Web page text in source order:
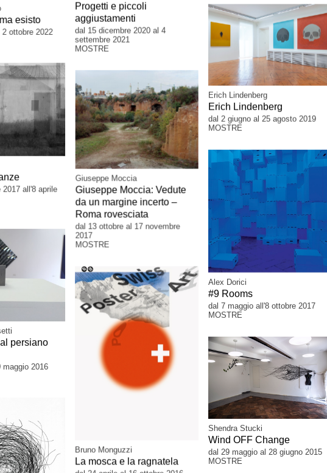
esisto
ottobre 2022
Progetti e piccoli
aggiustamenti
dal 15 dicembre 2020 al 4
settembre 2021
MOSTRE
Erich Lindenberg
Erich Lindenberg
dal 2 giugno al 25 agosto 2019
MOSTRE
all'8 aprile
Giuseppe Moccia
Giuseppe Moccia: Vedute
da un margine incerto –
Roma rovesciata
dal 13 ottobre al 17 novembre
2017
MOSTRE
Alex Dorici
#9 Rooms
dal 7 maggio all'8 ottobre 2017
MOSTRE
persiano
maggio 2016
Bruno Monguzzi
La mosca e la ragnatela
Shendra Stucki
Wind OFF Change
dal 29 maggio al 28 giugno 2015
MOSTRE